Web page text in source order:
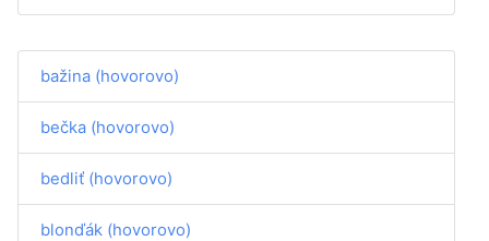
bažina (hovorovo)
bečka (hovorovo)
bedliť (hovorovo)
blonďák (hovorovo)